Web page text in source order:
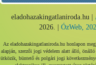
eladohazakingatlaniroda.hu |
2026. | ÓzWeb,
Az eladohazakingatlaniroda.hu honlapon
alapján, szerzői jogi védelem alatt álló,
ütközik, büntető és polgári jogi